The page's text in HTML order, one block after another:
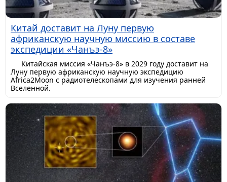
Китай доставит на Луну первую
африканскую научную миссию в составе
экспедиции «Чанъэ-8»
Китайская миссия «Чанъэ-8» в 2029 году доставит на
Луну первую африканскую научную экспедицию
Africa2Moon с радиотелескопами для изучения ранней
Вселенной.